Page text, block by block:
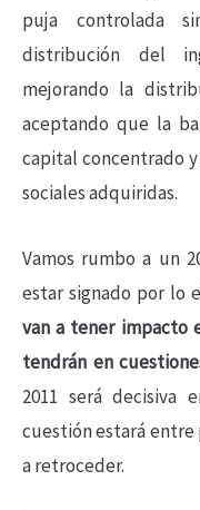
puja controlada
distribución del
mejorando la
aceptando que la
capital concentrado
sociales adquiridas.
Vamos rumbo a un
estar signado por lo
van a tener impacto
tendrán en
2011 será
cuestión estará
a retroceder.